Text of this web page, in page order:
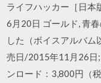
ライフハッカー［日
6月20日 ゴールド, 青
した（ボイスアルバム
売日/2015年11月26日
ンロード：3,800円（